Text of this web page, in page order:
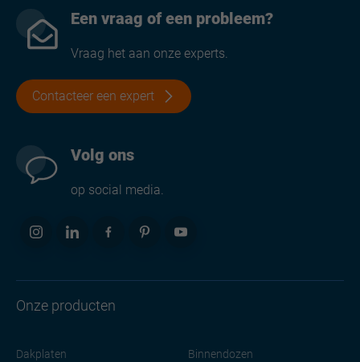
Een vraag of een probleem?
Vraag het aan onze experts.
Contacteer een expert
Volg ons
op social media.
Onze producten
Dakplaten
Binnendozen